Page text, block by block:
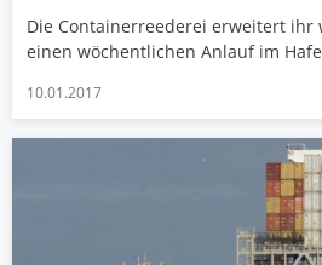
Die Containerreederei erweitert ihr
einen wöchentlichen Anlauf im
10.01.2017